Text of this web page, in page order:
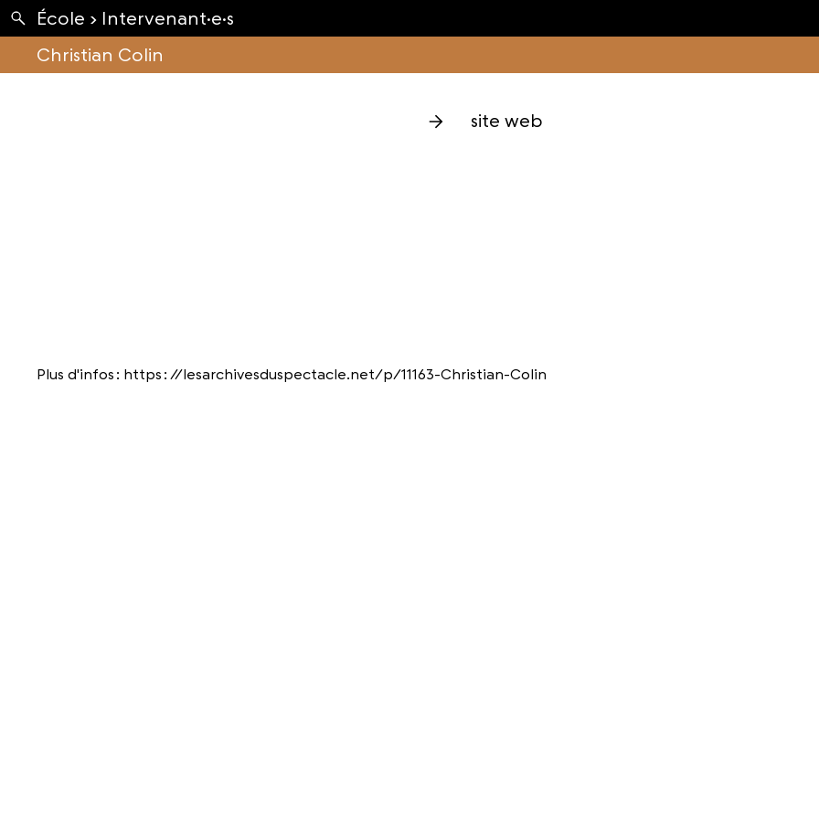
École › Intervenant·e·s
Christian Colin
site web
Plus d'infos : https : //lesarchivesduspectacle.net/p/11163-Christian-Colin